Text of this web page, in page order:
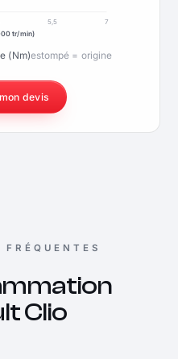
5,5
7
tr/min)
(Nm)estompé = origine
devis
FRÉQUENTES
Clio